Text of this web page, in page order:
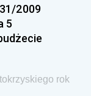
i Polityki
Państwowych
i Głównego
2009
5
rok